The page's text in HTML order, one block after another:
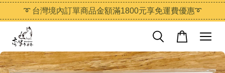
➰ 台灣境內訂單商品金額滿1800元享免運費優惠➰